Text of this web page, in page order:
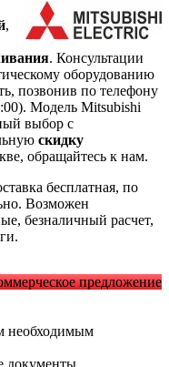
,
. Консультации
оборудованию
позвонив по телефону
Модель Mitsubishi
выбор с
скидку
обращайтесь к нам.
бесплатная, по
Возможен
безналичный расчет,
предложение
необходимым